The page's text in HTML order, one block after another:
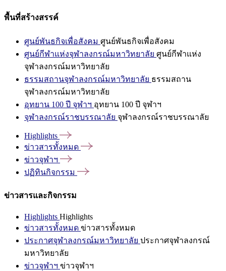
พื้นที่สร้างสรรค์
ศูนย์พันธกิจเพื่อสังคม ศูนย์พันธกิจเพื่อสังคม
ศูนย์กีฬาแห่งจุฬาลงกรณ์มหาวิทยาลัย ศูนย์กีฬาแห่ง
จุฬาลงกรณ์มหาวิทยาลัย
ธรรมสถานจุฬาลงกรณ์มหาวิทยาลัย ธรรมสถาน
จุฬาลงกรณ์มหาวิทยาลัย
อุทยาน 100 ปี จุฬาฯ อุทยาน 100 ปี จุฬาฯ
จุฬาลงกรณ์ราชบรรณาลัย จุฬาลงกรณ์ราชบรรณาลัย
Highlights
ข่าวสารทั้งหมด
ข่าวจุฬาฯ
ปฏิทินกิจกรรม
ข่าวสารและกิจกรรม
Highlights Highlights
ข่าวสารทั้งหมด ข่าวสารทั้งหมด
ประกาศจุฬาลงกรณ์มหาวิทยาลัย ประกาศจุฬาลงกรณ์
มหาวิทยาลัย
ข่าวจุฬาฯ ข่าวจุฬาฯ